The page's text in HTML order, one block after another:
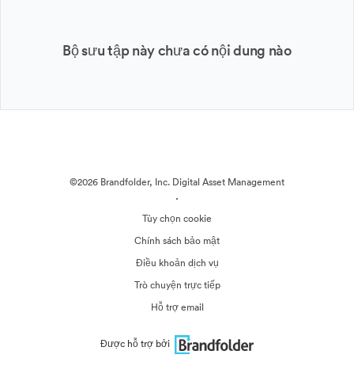
Bộ sưu tập này chưa có nội dung nào
©2026 Brandfolder, Inc. Digital Asset Management
·
Tùy chọn cookie
Chính sách bảo mật
Điều khoản dịch vụ
Trò chuyện trực tiếp
Hỗ trợ email
Được hỗ trợ bởi